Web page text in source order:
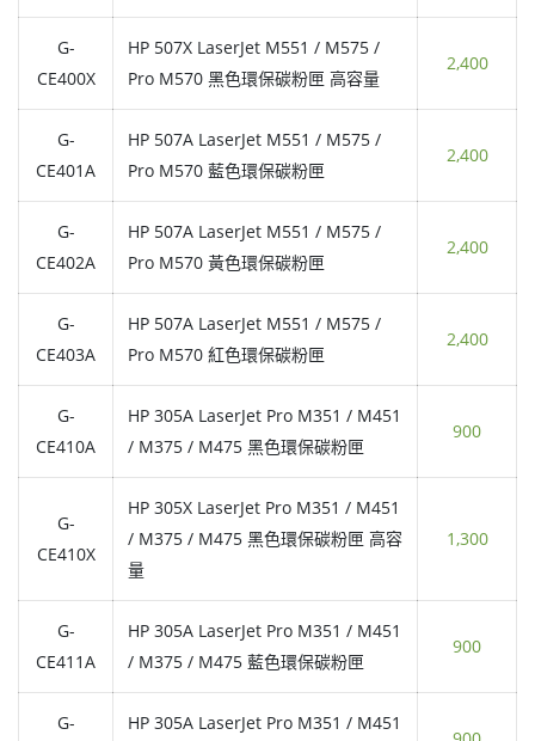
G-
CE400X
HP 507X LaserJet M551 / M575 /
Pro M570 黑色環保碳粉匣 高容量
2,400
G-
CE401A
HP 507A LaserJet M551 / M575 /
Pro M570 藍色環保碳粉匣
2,400
G-
CE402A
HP 507A LaserJet M551 / M575 /
Pro M570 黃色環保碳粉匣
2,400
G-
CE403A
HP 507A LaserJet M551 / M575 /
Pro M570 紅色環保碳粉匣
2,400
G-
CE410A
HP 305A LaserJet Pro M351 / M451
/ M375 / M475 黑色環保碳粉匣
900
G-
CE410X
HP 305X LaserJet Pro M351 / M451
/ M375 / M475 黑色環保碳粉匣 高容
量
1,300
G-
CE411A
HP 305A LaserJet Pro M351 / M451
/ M375 / M475 藍色環保碳粉匣
900
G- HP 305A LaserJet Pro M351 / M451